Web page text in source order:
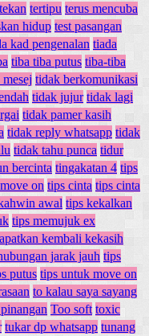
tertipu terus mencuba
hidup test pasangan
kad pengenalan tiada
tiba tiba putus tiba-tiba
tidak berkomunikasi
tidak jujur tidak lagi
tidak pamer kasih
tidak reply whatsapp tidak
tidak tahu punca tidur
bercinta tingakatan 4 tips
on tips cinta tips cinta
awal tips kekalkan
tips memujuk ex
kembali kekasih
jarak jauh tips
putus tips untuk move on
to kalau saya sayang
Too soft toxic
tukar dp whatsapp tunang